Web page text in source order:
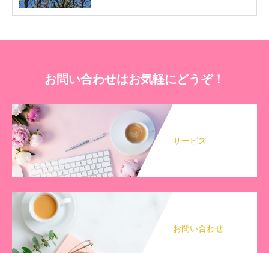
お問い合わせはお気軽にどうぞ！
サービス
お問い合わせ